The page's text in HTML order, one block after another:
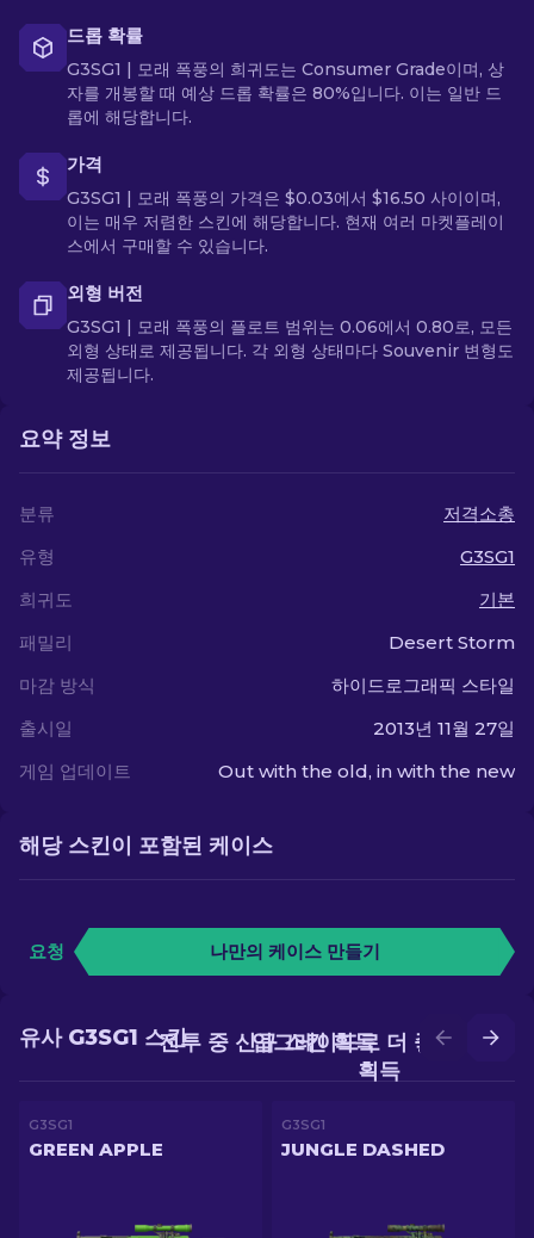
드롭 확률
G3SG1 | 모래 폭풍의 희귀도는 Consumer Grade이며, 상
자를 개봉할 때 예상 드롭 확률은 80%입니다. 이는 일반 드
롭에 해당합니다.
가격
G3SG1 | 모래 폭풍의 가격은 $0.03에서 $16.50 사이이며,
이는 매우 저렴한 스킨에 해당합니다. 현재 여러 마켓플레이
스에서 구매할 수 있습니다.
외형 버전
G3SG1 | 모래 폭풍의 플로트 범위는 0.06에서 0.80로, 모든
외형 상태로 제공됩니다. 각 외형 상태마다 Souvenir 변형도
제공됩니다.
요약 정보
분류
저격소총
유형
G3SG1
희귀도
기본
패밀리
Desert Storm
마감 방식
하이드로그래픽 스타일
출시일
2013년 11월 27일
게임 업데이트
Out with the old, in with the new
해당 스킨이 포함된 케이스
요청 나만의 케이스 만들기
업그레이드로 더 좋은 스킨
획득
전투 중 신규 스킨 획득
유사 G3SG1 스킨
G3SG1
GREEN APPLE
G3SG1
JUNGLE DASHED